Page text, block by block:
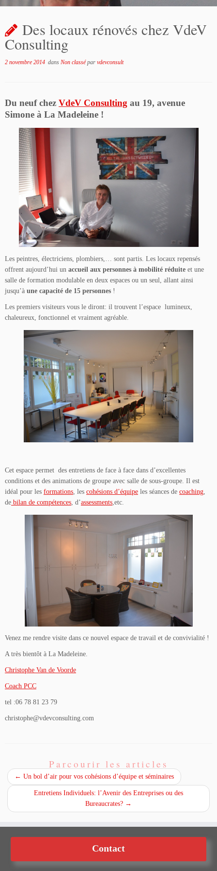
Des locaux rénovés chez VdeV
Consulting
2 novembre 2014 dans Non classépar vdevconsult
Du neuf chez VdeV Consulting au 19, avenue
Simone à La Madeleine !
Les peintres, électriciens, plombiers,… sont partis. Les locaux repensés
offrent aujourd’hui un accueil aux personnes à mobilité réduite et une
salle de formation modulable en deux espaces ou un seul, allant ainsi
jusqu’à une capacité de 15 personnes !
Les premiers visiteurs vous le diront: il trouvent l’espace lumineux,
chaleureux, fonctionnel et vraiment agréable.
Cet espace permet des entretiens de face à face dans d’excellentes
conditions et des animations de groupe avec salle de sous-groupe. Il est
idéal pour les formations, les cohésions d’équipe les séances de coaching,
de bilan de compétences, d’assessments,etc.
Venez me rendre visite dans ce nouvel espace de travail et de convivialité !
A très bientôt à La Madeleine.
Christophe Van de Voorde
Coach PCC
tel :06 78 81 23 79
christophe@vdevconsulting.com
Parcourir les articles
← Un bol d’air pour vos cohésions d’équipe et séminaires
Entretiens Individuels: l’Avenir des Entreprises ou des
Bureaucrates? →
Contact